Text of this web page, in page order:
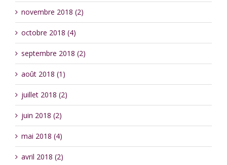
novembre 2018 (2)
octobre 2018 (4)
septembre 2018 (2)
août 2018 (1)
juillet 2018 (2)
juin 2018 (2)
mai 2018 (4)
avril 2018 (2)